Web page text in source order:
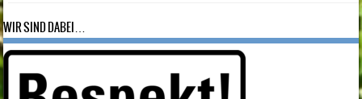
WIR SIND DABEI…